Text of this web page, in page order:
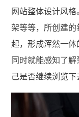
网站整体设计风
架等等，所创建
起，形成浑然一
同时就能感知了
己是否继续浏览下